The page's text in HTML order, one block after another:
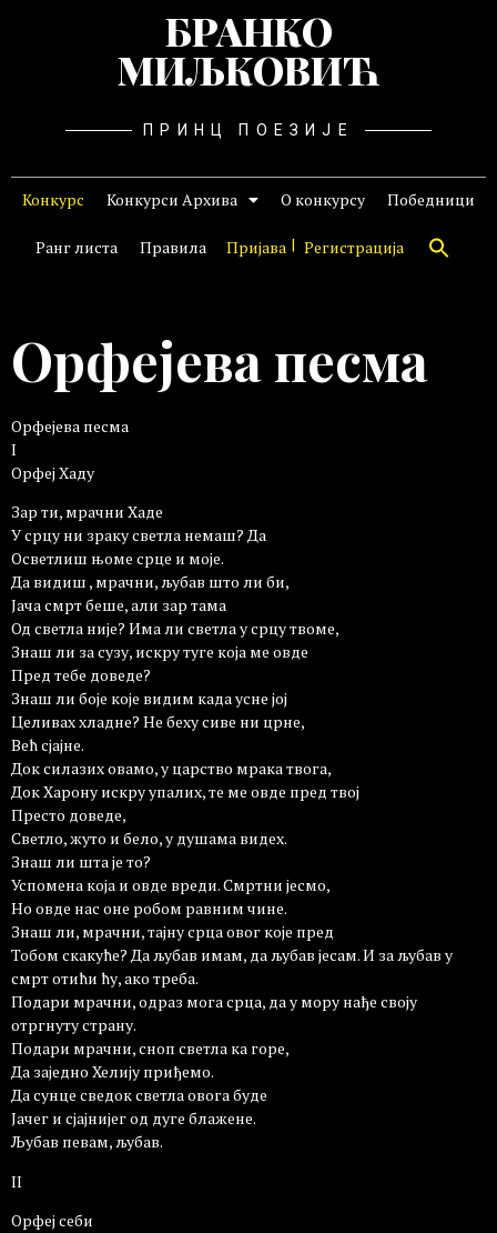
БРАНКО
МИЉКОВИЋ
ПРИНЦ ПОЕЗИЈЕ
Конкурс Конкурси Архива О конкурсу Победници
Ранг листа Правила Пријава Регистрација
Орфејева песма
Орфејева песма
I
Орфеј Хаду
Зар ти, мрачни Хаде
У срцу ни зраку светла немаш? Да
Осветлиш њоме срце и моје.
Да видиш , мрачни, љубав што ли би,
Јача смрт беше, али зар тама
Од светла није? Има ли светла у срцу твоме,
Знаш ли за сузу, искру туге која ме овде
Пред тебе доведе?
Знаш ли боје које видим када усне јој
Целивах хладне? Не беху сиве ни црне,
Већ сјајне.
Док силазих овамо, у царство мрака твога,
Док Харону искру упалих, те ме овде пред твој
Престо доведе,
Светло, жуто и бело, у душама видех.
Знаш ли шта је то?
Успомена која и овде вреди. Смртни јесмо,
Но овде нас оне робом равним чине.
Знаш ли, мрачни, тајну срца овог које пред
Тобом скакуће? Да љубав имам, да љубав јесам. И за љубав у
смрт отићи ћу, ако треба.
Подари мрачни, одраз мога срца, да у мору нађе своју
отргнуту страну.
Подари мрачни, сноп светла ка горе,
Да заједно Хелију приђемо.
Да сунце сведок светла овога буде
Јачег и сјајнијег од дуге блажене.
Љубав певам, љубав.
II
Орфеј себи